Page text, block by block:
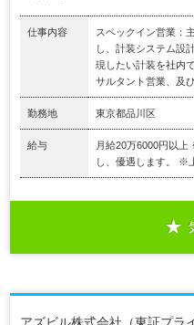
仕事内容
スペックイン営業：
し、計装システム設
現したい計装を社内
サルタント営業、及び
勤務地 東京都品川区
給与
月給20万6000円以
し、優遇します。 ※
アズビル株式会社（東証プラ